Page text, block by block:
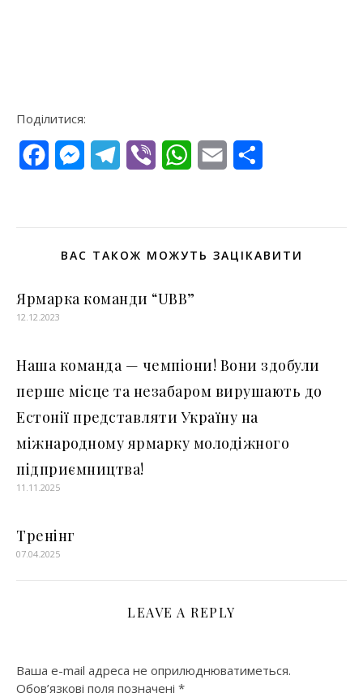
Поділитися:
FacebookMessengerTelegram
Viber WhatsApp
Email
ВАС ТАКОЖ МОЖУТЬ ЗАЦІКАВИТИ
Ярмарка команди “UBB”
12.12.2023
Наша команда — чемпіони! Вони здобули
перше місце та незабаром вирушають до
Естонії представляти Україну на
міжнародному ярмарку молодіжного
підприємництва!
11.11.2025
Тренінг
07.04.2025
LEAVE A REPLY
Ваша e-mail адреса не оприлюднюватиметься.
Обов’язкові поля позначені *